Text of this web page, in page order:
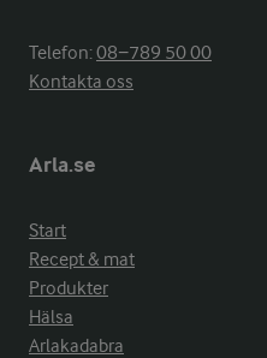
Telefon:08−789 50 00
Kontakta oss
Arla.se
Start
Recept & mat
Produkter
Hälsa
Arlakadabra